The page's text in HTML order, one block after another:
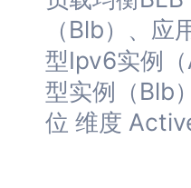
（Blb）、
型Ipv6实例
型实例（Blb
位 维度